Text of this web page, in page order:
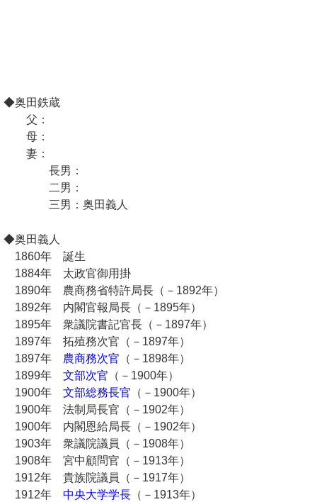
◆奥田鉄蔵
父：
母：
妻：
長男：
二男：
三男：奥田義人
◆奥田義人
1860年 誕生
1884年 太政官御用掛
1890年 農商務省特許局長（－1892年）
1892年 内閣官報局長（－1895年）
1895年 衆議院書記官長（－1897年）
1897年 拓殖務次官（－1897年）
1897年 農商務次官 （－1898年）
1899年 文部次官 （－1900年）
1900年 文部総務長官 （－1900年）
1900年 法制局長官（－1902年）
1900年 内閣恩給局長（－1902年）
1903年 衆議院議員（－1908年）
1908年 宮中顧問官（－1913年）
1912年 貴族院議員（－1917年）
1912年 中央大学学長（－1913年）